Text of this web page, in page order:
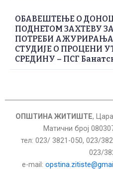
ОБАВЕШТЕЊЕ О
ПОДНЕТОМ ЗАХТЕВУ
ПОТРЕБИ АЖУРИРАЊА
СТУДИЈЕ О ПРОЦЕНИ
СРЕДИНУ – ПСГ
ОПШТИНА ЖИТИШТЕ,
Матични број
тел: 023/ 3821-050, 023/
023/
е-mail: